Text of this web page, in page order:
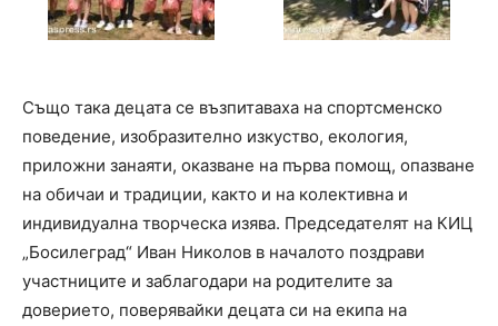
Също така децата се възпитаваха на спортсменско
поведение, изобразително изкуство, екология,
приложни занаяти, оказване на първа помощ, опазване
на обичаи и традиции, както и на колективна и
индивидуална творческа изява. Председателят на КИЦ
„Босилеград“ Иван Николов в началото поздрави
участниците и заблагодари на родителите за
доверието, поверявайки децата си на екипа на